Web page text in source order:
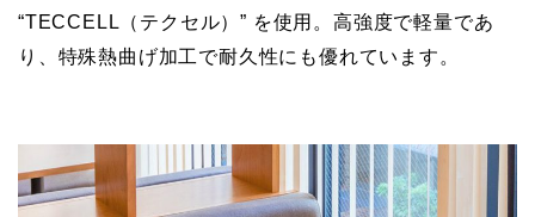
“TECCELL（テクセル）” を使用。高強度で軽量であ
り、特殊熱曲げ加工で耐久性にも優れています。